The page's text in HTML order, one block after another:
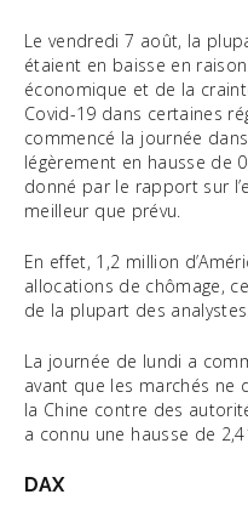
Le vendredi 7 août, la
étaient en baisse en
économique et de la
Covid-19 dans certaines
commencé la journée
légèrement en hausse de
donné par le rapport sur
meilleur que prévu.
En effet, 1,2 million
allocations de chômage,
de la plupart des
La journée de lundi a
avant que les marchés ne
la Chine contre des
a connu une hausse de
DAX